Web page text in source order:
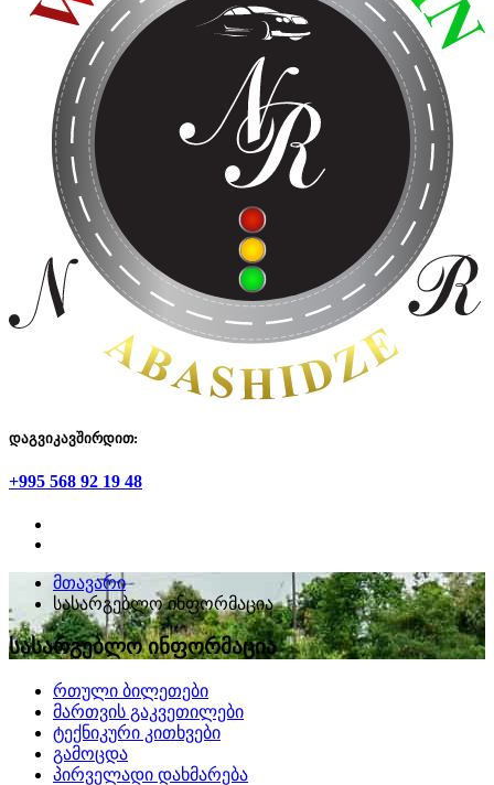
დაგვიკავშირდით:
+995 568 92 19 48
მთავარი
სასარგებლო ინფორმაცია
სასარგებლო ინფორმაცია
რთული ბილეთები
მართვის გაკვეთილები
ტექნიკური კითხვები
გამოცდა
პირველადი დახმარება